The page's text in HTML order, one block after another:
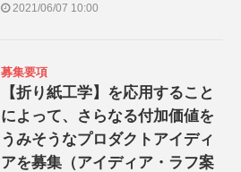
2021/06/07 10:00
募集要項
【折り紙工学】を応用すること
によって、さらなる付加価値を
うみそうなプロダクトアイディ
アを募集（アイディア・ラフ案